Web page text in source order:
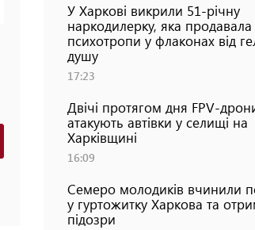
У Харкові викрили 51-річну
наркодилерку, яка продавала
психотропи у флаконах від
душу
17:23
Двічі протягом дня FPV-
атакують автівки у селищі на
Харківщині
16:09
Семеро молодиків вчинили
у гуртожитку Харкова та
підозри